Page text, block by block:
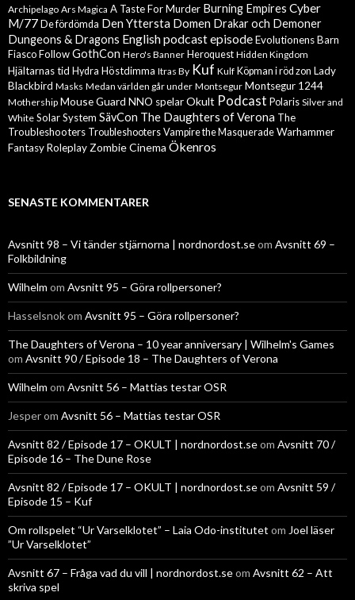
Archipelago Ars Magica A Taste For Murder Burning Empires Cyber
M/77 De fördömda Den Yttersta Domen Drakar och Demoner
Dungeons & Dragons English podcast episodeEvolutionens Barn
Fiasco FollowGothCon Hero's Banner Heroquest Hidden Kingdom
Hjältarnas tid Hydra Höstdimma Itras By Kuf Kulf Köpman i röd zon Lady
Blackbird Masks Medan världen går under Montsegur Montsegur 1244
Mothership Mouse Guard NNO spelarOkult Podcast Polaris Silver and
White Solar System SävCon The Daughters of Verona The
Troubleshooters Troubleshooters Vampire the Masquerade Warhammer
Fantasy Roleplay Zombie Cinema Ökenros
SENASTE KOMMENTARER
Avsnitt 98 – Vi tänder stjärnorna | nordnordost.seom Avsnitt 69 –
Folkbildning
Wilhelm om Avsnitt 95 – Göra rollpersoner?
Hasselsnokom Avsnitt 95 – Göra rollpersoner?
The Daughters of Verona – 10 year anniversary | Wilhelm's Games
om Avsnitt 90 / Episode 18 – The Daughters of Verona
Wilhelm om Avsnitt 56 – Mattias testar OSR
Jesperom Avsnitt 56 – Mattias testar OSR
Avsnitt 82 / Episode 17 – OKULT | nordnordost.seom Avsnitt 70 /
Episode 16 – The Dune Rose
Avsnitt 82 / Episode 17 – OKULT | nordnordost.seom Avsnitt 59 /
Episode 15 – Kuf
Om rollspelet “Ur Varselklotet” – Laia Odo-institutet om Joel läser
”Ur Varselklotet”
Avsnitt 67 – Fråga vad du vill | nordnordost.seom Avsnitt 62 – Att
skriva spel